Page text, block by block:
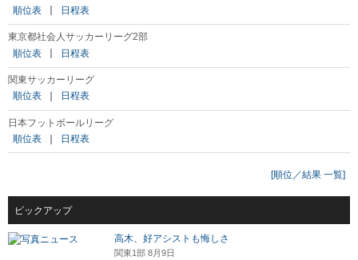
順位表
日程表
東京都社会人サッカーリーグ2部
順位表
日程表
関東サッカーリーグ
順位表
日程表
日本フットボールリーグ
順位表
日程表
[順位／結果 一覧]
ピックアップ
高木、好アシストも悔しさ
関東1部 8月9日